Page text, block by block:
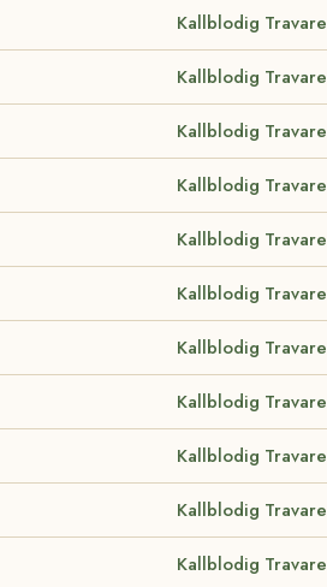
Kallblodig Travare
Kallblodig Travare
Kallblodig Travare
Kallblodig Travare
Kallblodig Travare
Kallblodig Travare
Kallblodig Travare
Kallblodig Travare
Kallblodig Travare
Kallblodig Travare
Kallblodig Travare